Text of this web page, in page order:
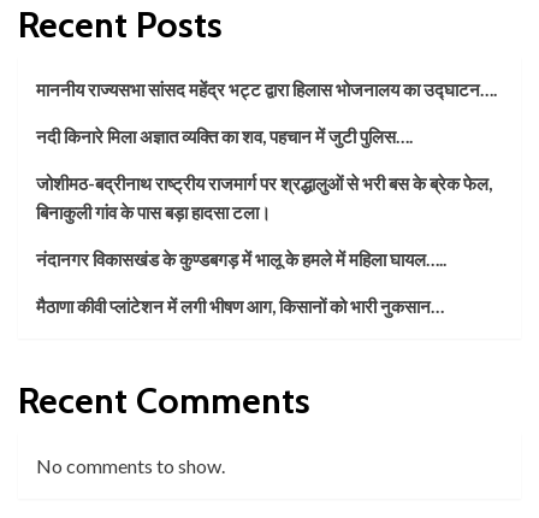
Recent Posts
माननीय राज्यसभा सांसद महेंद्र भट्ट द्वारा हिलास भोजनालय का उद्घाटन….
नदी किनारे मिला अज्ञात व्यक्ति का शव, पहचान में जुटी पुलिस….
जोशीमठ-बद्रीनाथ राष्ट्रीय राजमार्ग पर श्रद्धालुओं से भरी बस के ब्रेक फेल,
बिनाकुली गांव के पास बड़ा हादसा टला।
नंदानगर विकासखंड के कुण्डबगड़ में भालू के हमले में महिला घायल…..
मैठाणा कीवी प्लांटेशन में लगी भीषण आग, किसानों को भारी नुकसान…
Recent Comments
No comments to show.